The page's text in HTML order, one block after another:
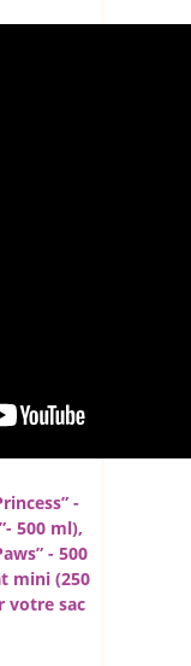
-
500 ml),
- 500
mini (250
votre sac